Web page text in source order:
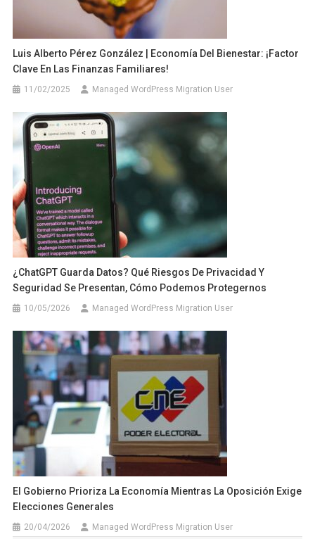
Luis Alberto Pérez González | Economía Del Bienestar: ¡Factor
Clave En Las Finanzas Familiares!
11/02/2025 Managed WordPress Migration User
¿ChatGPT Guarda Datos? Qué Riesgos De Privacidad Y
Seguridad Se Presentan, Cómo Podemos Protegernos
10/05/2026 Managed WordPress Migration User
El Gobierno Prioriza La Economía Mientras La Oposición Exige
Elecciones Generales
20/04/2026 Managed WordPress Migration User